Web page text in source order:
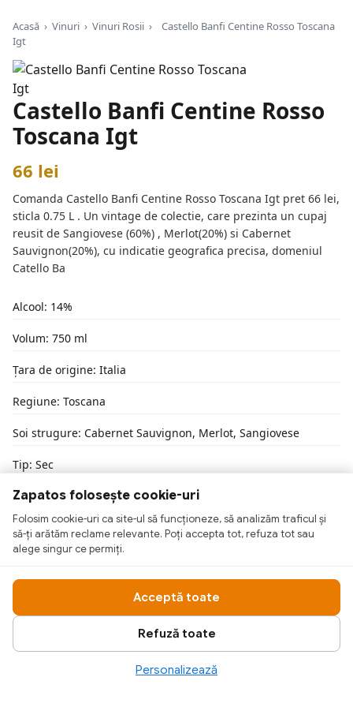
Acasă › Vinuri › Vinuri Rosii ›
Castello Banfi Centine Rosso Toscana
Igt
Castello Banfi Centine Rosso
Toscana Igt
66 lei
Comanda Castello Banfi Centine Rosso Toscana Igt pret 66 lei,
sticla 0.75 L . Un vintage de colectie, care prezinta un cupaj
reusit de Sangiovese (60%) , Merlot(20%) si Cabernet
Sauvignon(20%), cu indicatie geografica precisa, domeniul
Catello Ba
Alcool: 14%
Volum: 750 ml
Țara de origine: Italia
Regiune: Toscana
Soi strugure: Cabernet Sauvignon, Merlot, Sangiovese
Tip: Sec
Zapatos folosește cookie-uri
Folosim cookie-uri ca site-ul să funcționeze, să analizăm traficul și
să-ți arătăm reclame relevante. Poți accepta tot, refuza tot sau
alege singur ce permiți.
Acceptă toate
Refuză toate
Personalizează